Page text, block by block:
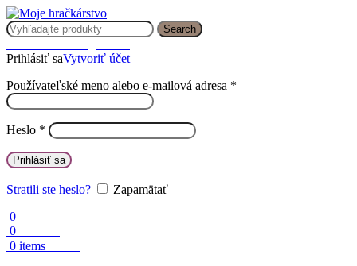
Search
Prihlásiť saVytvoriť účet
Používateľské meno alebo e-mailová adresa *
Heslo *
Prihlásiť sa
Stratili ste heslo?
Zapamätať
0
0
0 items